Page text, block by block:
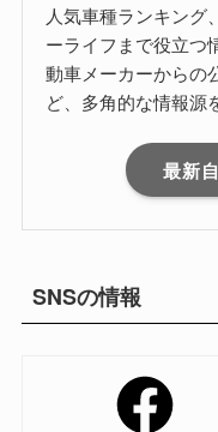
人気車種ランキング
ーライフまで役立つ
動車メーカーからの
ど、多角的な情報源
最新
SNSの情報